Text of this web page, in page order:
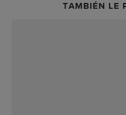
TAMBIÉN LE